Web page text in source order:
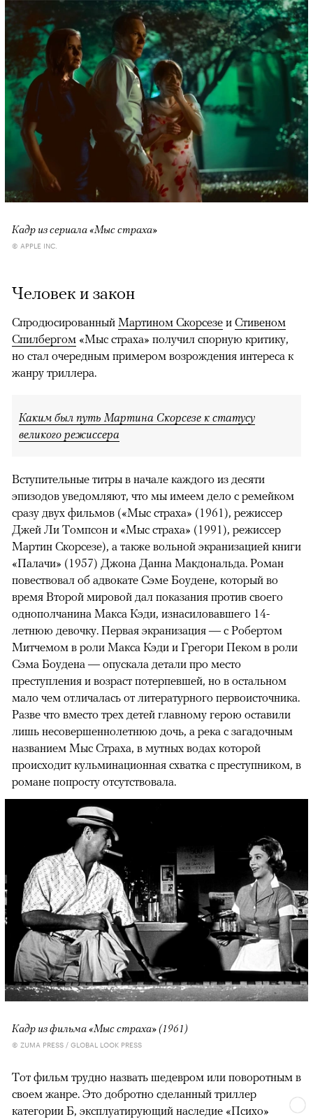
Кадр из сериала «Мыс страха»
© APPLE INC.
Человек и закон
Спродюсированный Мартином Скорсезе и Стивеном
Спилбергом «Мыс страха» получил спорную критику,
но стал очередным примером возрождения интереса к
жанру триллера.
Каким был путь Мартина Скорсезе к статусу
великого режиссера
Вступительные титры в начале каждого из десяти
эпизодов уведомляют, что мы имеем дело с ремейком
сразу двух фильмов («Мыс страха» (1961), режиссер
Джей Ли Томпсон и «Мыс страха» (1991), режиссер
Мартин Скорсезе), а также вольной экранизацией книги
«Палачи» (1957) Джона Данна Макдональда. Роман
повествовал об адвокате Сэме Боудене, который во
время Второй мировой дал показания против своего
однополчанина Макса Кэди, изнасиловавшего 14-
летнюю девочку. Первая экранизация — с Робертом
Митчемом в роли Макса Кэди и Грегори Пеком в роли
Сэма Боудена — опускала детали про место
преступления и возраст потерпевшей, но в остальном
мало чем отличалась от литературного первоисточника.
Разве что вместо трех детей главному герою оставили
лишь несовершеннолетнюю дочь, а река с загадочным
названием Мыс Страха, в мутных водах которой
происходит кульминационная схватка с преступником, в
романе попросту отсутствовала.
Кадр из фильма «Мыс страха» (1961)
© ZUMA PRESS / GLOBAL LOOK PRESS
Тот фильм трудно назвать шедевром или поворотным в
своем жанре. Это добротно сделанный триллер
категории Б, эксплуатирующий наследие «Психо»